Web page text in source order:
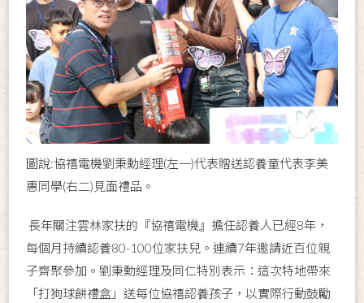
圖說:協禧電機劉秉勳經理(左一)代表贈送認養童代表李美
惠同學(右二)見面禮品。
長年關注雲林家扶的『協禧電機』擔任認養人已經8年，
每個月持續認養80-100位家扶兒。連續7年邀請近百位親
子齊聚參加。劉秉勳經理及同仁特別表示：這次特地帶來
「打狗球餅禮盒」送每位協禧認養孩子，以實際行動鼓勵